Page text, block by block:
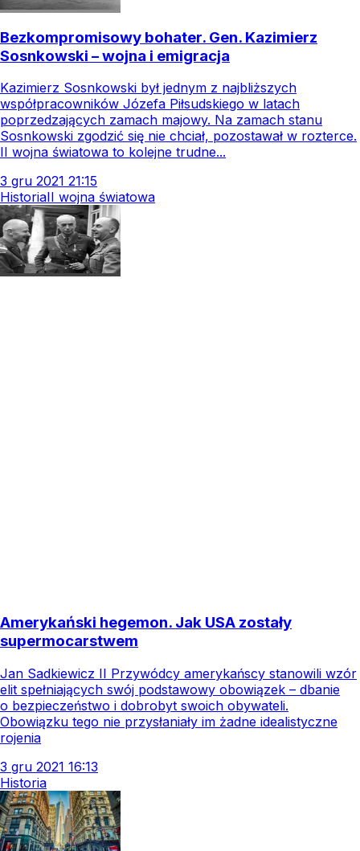
Bezkompromisowy bohater. Gen. Kazimierz
Sosnkowski – wojna i emigracja
Kazimierz Sosnkowski był jednym z najbliższych
współpracowników Józefa Piłsudskiego w latach
poprzedzających zamach majowy. Na zamach stanu
Sosnkowski zgodzić się nie chciał, pozostawał w rozterce.
II wojna światowa to kolejne trudne...
3 gru 2021 21:15
HistoriaII wojna światowa
Amerykański hegemon. Jak USA zostały
supermocarstwem
Jan Sadkiewicz II Przywódcy amerykańscy stanowili wzór
elit spełniających swój podstawowy obowiązek – dbanie
o bezpieczeństwo i dobrobyt swoich obywateli.
Obowiązku tego nie przysłaniały im żadne idealistyczne
rojenia
3 gru 2021 16:13
Historia